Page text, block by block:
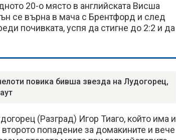
20-о място в английската Висша
се върна в мача с Брентфорд и след
почивката, успя да стигне до 2:2 и да
повика бивша звезда на Лудогорец,
(Разград) Игор Тиаго, който има и
второто попадение за домакините и вече